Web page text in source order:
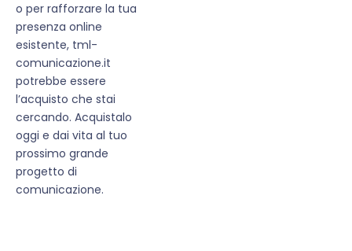
o per rafforzare la tua
presenza online
esistente, tml-
comunicazione.it
potrebbe essere
l’acquisto che stai
cercando. Acquistalo
oggi e dai vita al tuo
prossimo grande
progetto di
comunicazione.